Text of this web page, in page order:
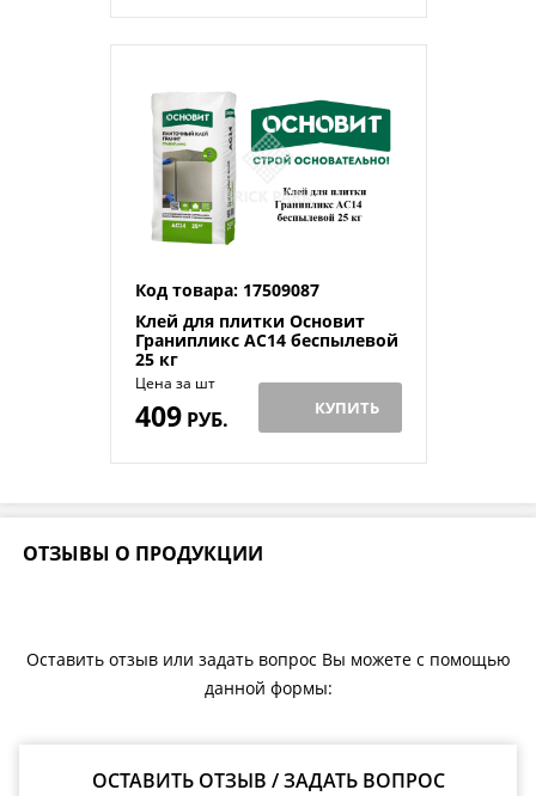
Код товара: 17509087
Клей для плитки Основит
Гранипликс AC14 беспылевой
25 кг
Цена за шт
409РУБ. КУПИТЬ
ОТЗЫВЫ О ПРОДУКЦИИ
Оставить отзыв или задать вопрос Вы можете с помощью
данной формы:
ОСТАВИТЬ ОТЗЫВ / ЗАДАТЬ ВОПРОС